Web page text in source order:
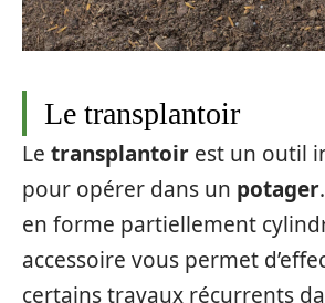
Le transplantoir
Le transplantoir est un outil
pour opérer dans un potager
en forme partiellement
accessoire vous permet
certains travaux récurrents